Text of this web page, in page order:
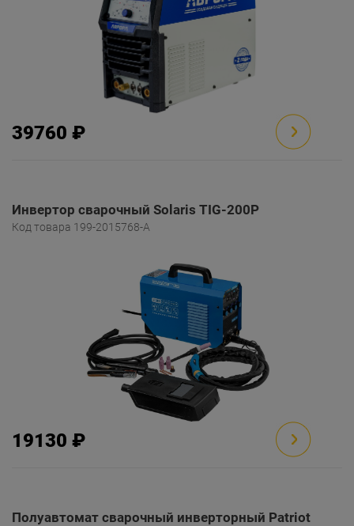
39760 ₽
Инвертор сварочный Solaris TIG-200P
Код товара 199-2015768-A
19130 ₽
Полуавтомат сварочный инверторный Patriot